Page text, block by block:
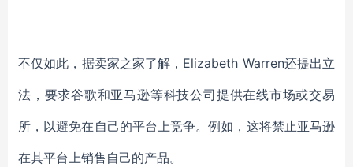
不仅如此，据卖家之家了解，Elizabeth Warren还提出立
法，要求谷歌和亚马逊等科技公司提供在线市场或交易
所，以避免在自己的平台上竞争。例如，这将禁止亚马逊
在其平台上销售自己的产品。